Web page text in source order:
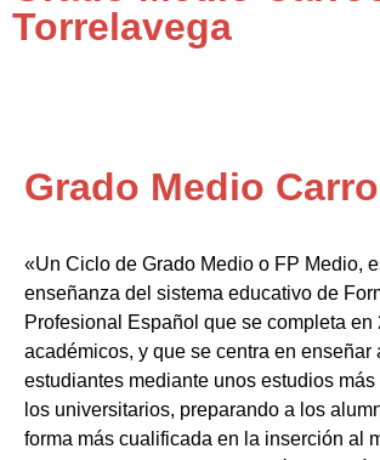
Torrelavega
Grado Medio
«Un Ciclo de Grado Medio o FP Medio,
enseñanza del sistema educativo de
Profesional Español que se completa en
académicos, y que se centra en enseñar
estudiantes mediante unos estudios
los universitarios, preparando a los
forma más cualificada en la inserción al